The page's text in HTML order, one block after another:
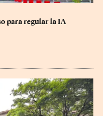
para regular la IA